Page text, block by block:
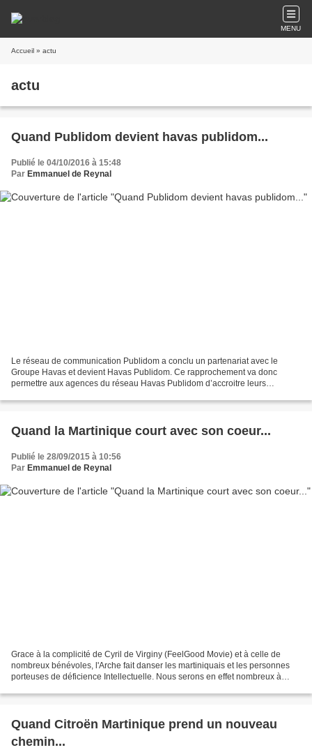
MENU
Accueil » actu
actu
Quand Publidom devient havas publidom...
Publié le 04/10/2016 à 15:48
Par Emmanuel de Reynal
Le réseau de communication Publidom a conclu un partenariat avec le
Groupe Havas et devient Havas Publidom. Ce rapprochement va donc
permettre aux agences du réseau Havas Publidom d’accroitre leurs
Quand la Martinique court avec son coeur...
Publié le 28/09/2015 à 10:56
Par Emmanuel de Reynal
Grace à la complicité de Cyril de Virginy (FeelGood Movie) et à celle de
nombreux bénévoles, l'Arche fait danser les martiniquais et les personnes
porteuses de déficience Intellectuelle. Nous serons en effet nombreux à
Quand Citroën Martinique prend un nouveau
chemin...